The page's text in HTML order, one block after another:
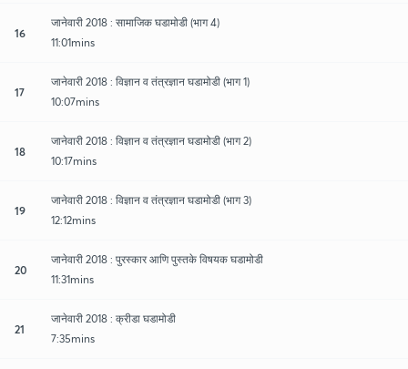
16
जानेवारी 2018 : सामाजिक घडामोडी (भाग 4)
11:01mins
17
जानेवारी 2018 : विज्ञान व तंत्रज्ञान घडामोडी (भाग 1)
10:07mins
18
जानेवारी 2018 : विज्ञान व तंत्रज्ञान घडामोडी (भाग 2)
10:17mins
19
जानेवारी 2018 : विज्ञान व तंत्रज्ञान घडामोडी (भाग 3)
12:12mins
20
जानेवारी 2018 : पुरस्कार आणि पुस्तके विषयक घडामोडी
11:31mins
21
जानेवारी 2018 : क्रीडा घडामोडी
7:35mins